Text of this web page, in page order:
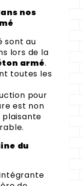
nos
sont au
lors de la
armé.
toutes les
pour
est non
du